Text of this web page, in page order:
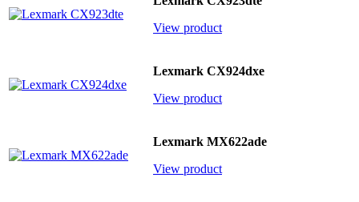
View product
Lexmark CX924dxe
View product
Lexmark MX622ade
View product